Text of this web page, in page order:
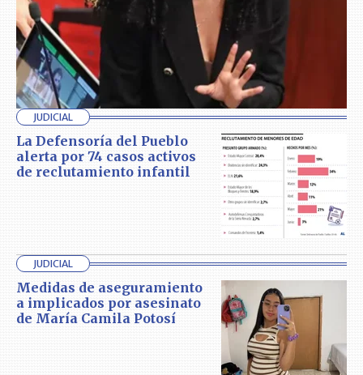
JUDICIAL
La Defensoría del Pueblo
alerta por 74 casos activos
de reclutamiento infantil
JUDICIAL
Medidas de aseguramiento
a implicados por asesinato
de María Camila Potosí